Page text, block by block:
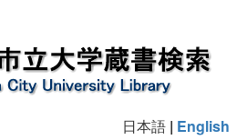
日本語 | English